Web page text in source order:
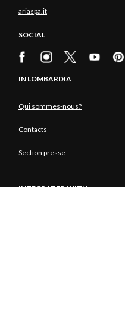
ariaspa.it
SOCIAL
IN LOMBARDIA
Qui sommes-nous?
Contacts
Section presse
INTEGRATED WITH